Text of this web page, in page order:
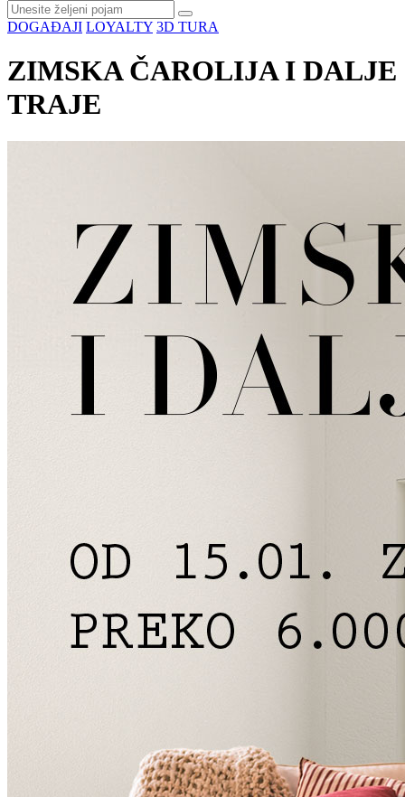
DOGAĐAJI LOYALTY 3D TURA
ZIMSKA ČAROLIJA I DALJE
TRAJE